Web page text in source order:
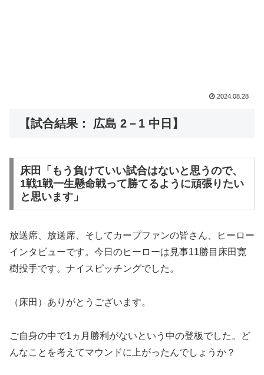
2024.08.28
【試合結果： 広島 2－1 中日】
床田「もう負けていい試合はないと思うので、
1戦1戦一生懸命戦って勝てるように頑張りたい
と思います」
放送席、放送席、そしてカープファンの皆さん、ヒーロー
インタビューです。今日のヒーローは見事11勝目床田寛
樹投手です。ナイスピッチングでした。
（床田）ありがとうございます。
ご自身の中で1ヵ月勝利がないという中の登板でした。ど
んなことを考えてマウンドに上がったんでしょうか？